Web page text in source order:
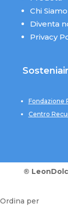
Chi Siamo
Diventa
Privacy
Fondazione
Centro
®
Ordina per